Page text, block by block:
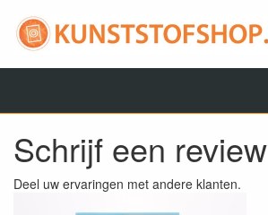
Schrijf een review
Deel uw ervaringen met andere klanten.